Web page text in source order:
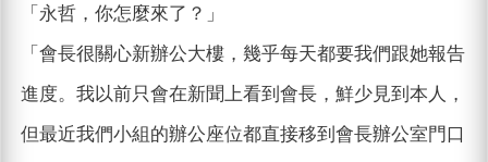
「永哲，你怎麼來了？」
「會長很關心新辦公大樓，幾乎每天都要我們跟她報告
進度。我以前只會在新聞上看到會長，鮮少見到本人，
但最近我們小組的辦公座位都直接移到會長辦公室門口